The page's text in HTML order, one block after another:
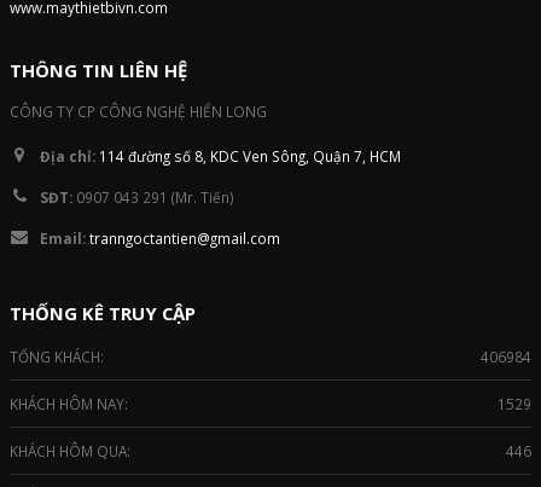
www.maythietbivn.com
THÔNG TIN LIÊN HỆ
CÔNG TY CP CÔNG NGHỆ HIỂN LONG
Địa chỉ: 114 đường số 8, KDC Ven Sông, Quận 7, HCM
SĐT: 0907 043 291 (Mr. Tiến)
Email:tranngoctantien@gmail.com
THỐNG KÊ TRUY CẬP
406984
TỔNG KHÁCH:
1529
KHÁCH HÔM NAY:
446
KHÁCH HÔM QUA: